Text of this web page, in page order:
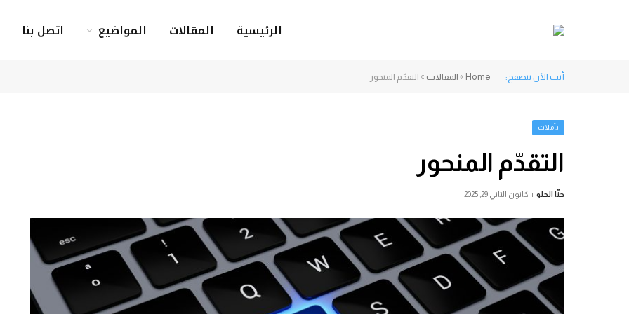
الرئيسية المقالات المواضيع اتصل بنا
أنت الآن تتصفح: Home
» المقالات » التقدّم المنحور
تأملات
التقدّم المنحور
حنّا الحلو كانون الثاني 29, 2025